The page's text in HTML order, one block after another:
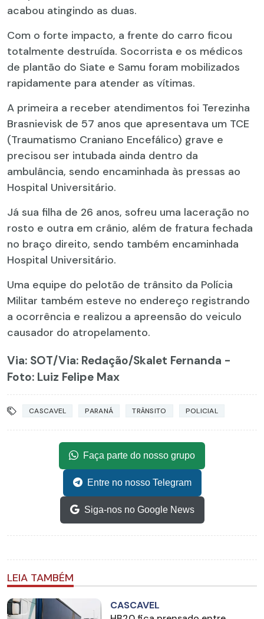
acabou atingindo as duas.
Com o forte impacto, a frente do carro ficou
totalmente destruída. Socorrista e os médicos
de plantão do Siate e Samu foram mobilizados
rapidamente para atender as vítimas.
A primeira a receber atendimentos foi Terezinha
Brasnievisk de 57 anos que apresentava um TCE
(Traumatismo Craniano Encefálico) grave e
precisou ser intubada ainda dentro da
ambulância, sendo encaminhada às pressas ao
Hospital Universitário.
Já sua filha de 26 anos, sofreu uma laceração no
rosto e outra em crânio, além de fratura fechada
no braço direito, sendo também encaminhada
Hospital Universitário.
Uma equipe do pelotão de trânsito da Polícia
Militar também esteve no endereço registrando
a ocorrência e realizou a apreensão do veiculo
causador do atropelamento.
Via: SOT/Via: Redação/Skalet Fernanda -
Foto: Luiz Felipe Max
CASCAVEL PARANÁ TRÂNSITO POLICIAL
Faça parte do nosso grupo
Entre no nosso Telegram
Siga-nos no Google News
LEIA TAMBÉM
CASCAVEL